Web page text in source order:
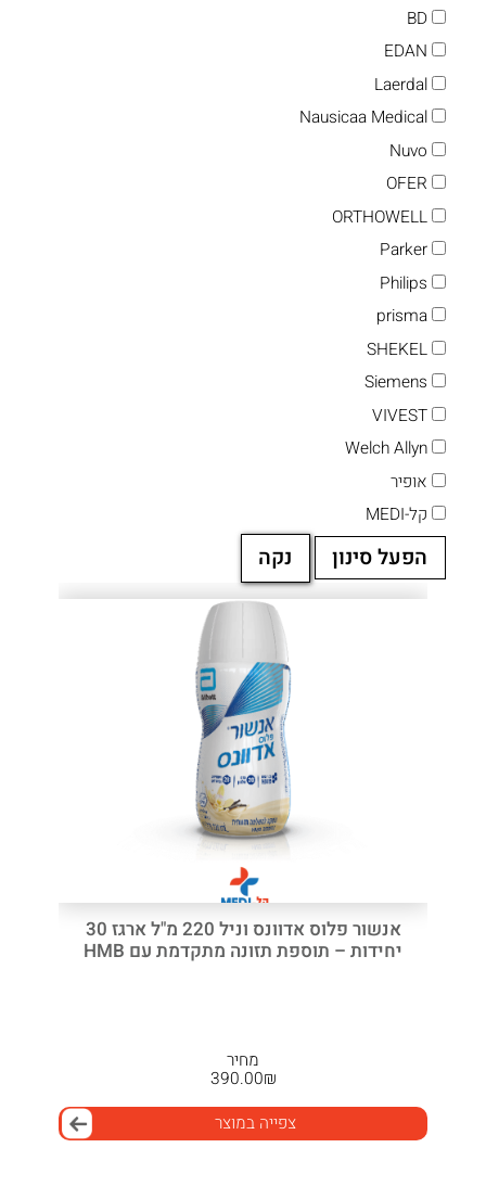
BD
EDAN
Laerdal
Nausicaa Medical
Nuvo
OFER
ORTHOWELL
Parker
Philips
prisma
SHEKEL
Siemens
VIVEST
Welch Allyn
אופיר
קל-MEDI
אנשור פלוס אדוונס וניל 220 מ"ל ארגז 30
יחידות – תוספת תזונה מתקדמת עם HMB
מחיר
₪
390.00
צפייה במוצר